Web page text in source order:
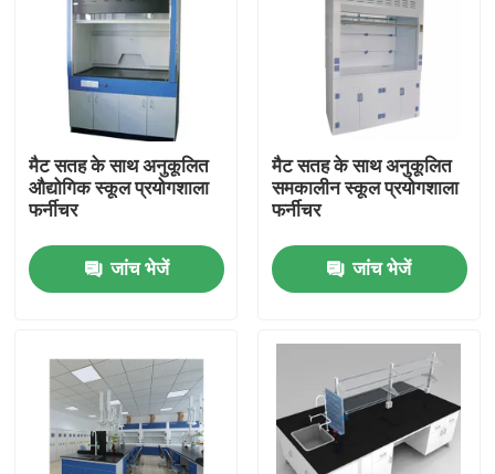
हमारे बारे में
कारखाना भ्रमण
मैट सतह के साथ अनुकूलित
औद्योगिक स्कूल प्रयोगशाला
फर्नीचर
जांच भेजें
मैट सतह के साथ अनुकूलित
समकालीन स्कूल प्रयोगशाला
फर्नीचर
जांच भेजें